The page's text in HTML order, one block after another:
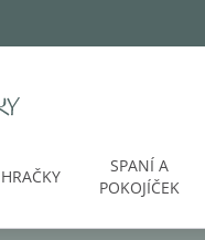
HRAČKY
SPANÍ A
POKOJÍČEK